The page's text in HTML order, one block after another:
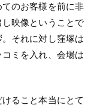
のお客様を前に非
映像ということで
それに対し窪塚は
コミを入れ、会場は
ること本当にとて